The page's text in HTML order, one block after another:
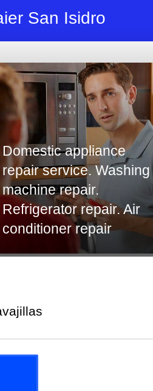
San Isidro
Domestic appliance
repair service. Washing
machine repair.
Refrigerator repair. Air
conditioner repair